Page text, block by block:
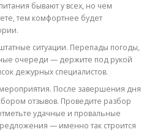
бывают у всех, но чем
тем комфортнее будет
ситуации. Перепады погоды,
очереди — держите под рукой
дежурных специалистов.
После завершения дня
отзывов. Проведите разбор
удачные и провальные
— именно так строится